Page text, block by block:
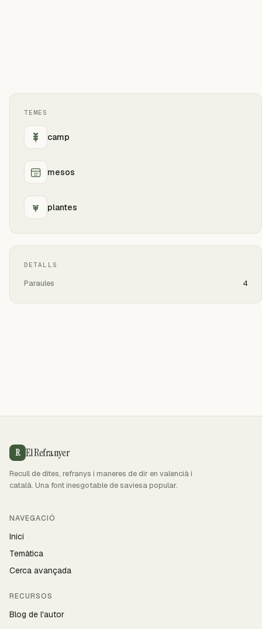
TEMES
camp
mesos
plantes
DETALLS
Paraules 4
R El Refranyer
Recull de dites, refranys i maneres de dir en valencià i
català. Una font inesgotable de saviesa popular.
NAVEGACIÓ
Inici
Temàtica
Cerca avançada
RECURSOS
Blog de l'autor